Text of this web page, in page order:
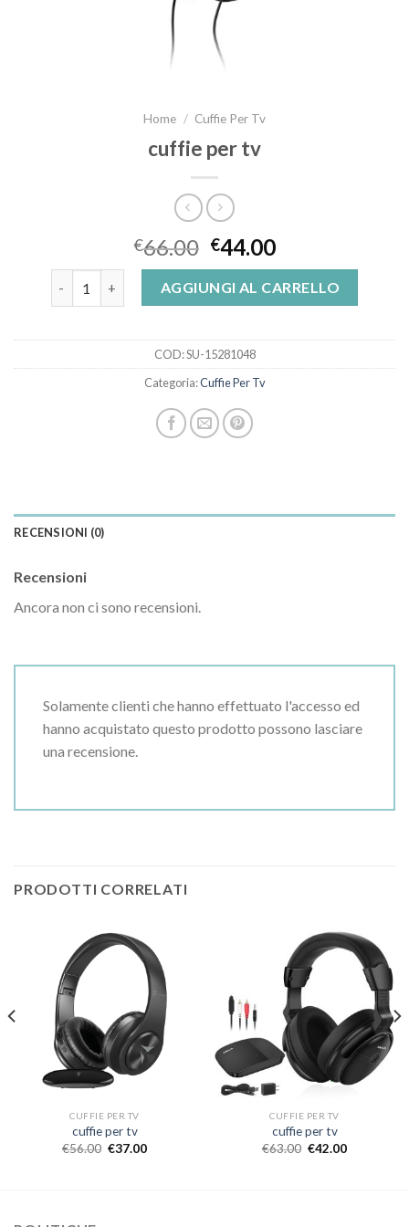
Home / Cuffie Per Tv
cuffie per tv
€66.00 €44.00
cuffie per tv quantitàAGGIUNGI AL CARRELLO
COD:SU-15281048
Categoria:Cuffie Per Tv
RECENSIONI (0)
Recensioni
Ancora non ci sono recensioni.
Solamente clienti che hanno effettuato l'accesso ed
hanno acquistato questo prodotto possono lasciare
una recensione.
PRODOTTI CORRELATI
CUFFIE PER TV
cuffie per tv
€56.00 €37.00
CUFFIE PER TV
cuffie per tv
€63.00 €42.00